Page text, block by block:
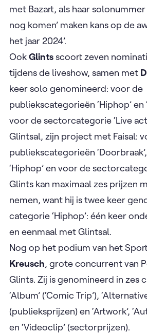
met Bazart, als haar
nog komen’ maken kans op de
het jaar 2024’.
OokGlintsscoort zeven
tijdens de liveshow, samen met
keer solo genomineerd: voor de
publiekscategorieën ‘Hiphop’ en
voor de sectorcategorie ‘Live
Glintsal, zijn project met Faisal:
publiekscategorieën ‘Doorbraak’,
‘Hiphop’ en voor de
Glints kan maximaal zes prijzen
nemen, want hij is twee keer
categorie ‘Hiphop’: één keer
en eenmaal met Glintsal.
Nog op het podium van het
Kreusch, grote concurrent van
Glints. Zij is genomineerd in zes
‘Album’ (‘Comic Trip’),
(publieksprijzen) en ‘Artwork’,
en ‘Videoclip’ (sectorprijzen).